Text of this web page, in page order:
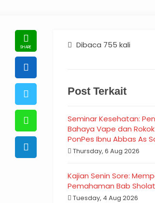
Dibaca 755 kali
Post Terkait
Seminar Kesehatan:
Bahaya Vape dan
PonPes Ibnu Abbas As
Thursday, 6 Aug 2026
Kajian Senin Sore:
Pemahaman Bab Sholat
Tuesday, 4 Aug 2026